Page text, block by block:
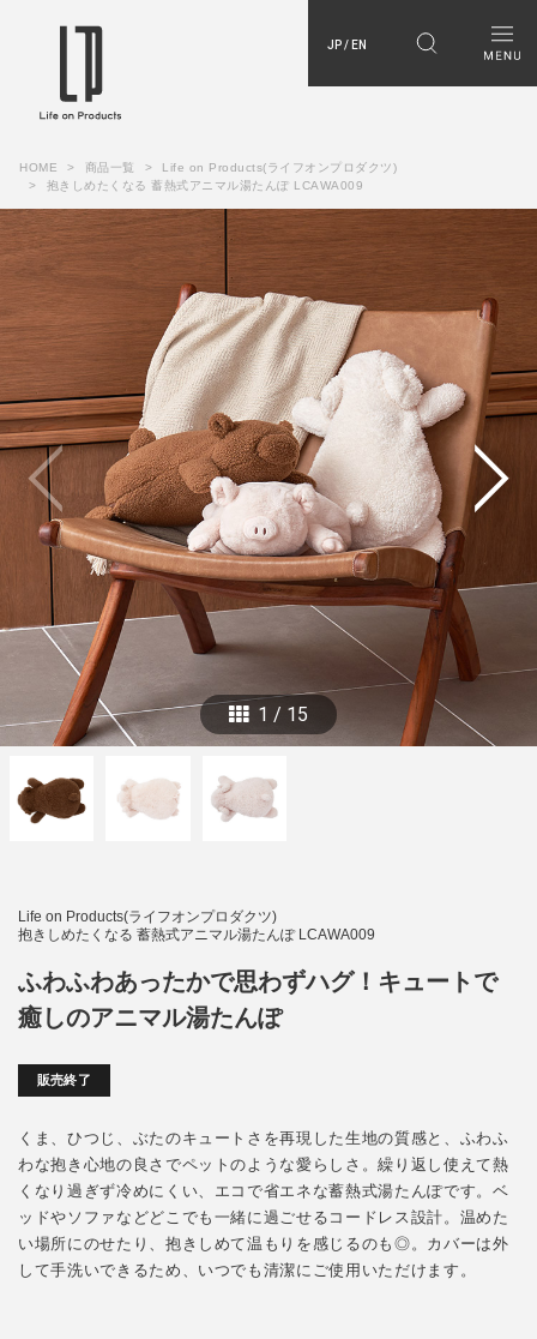
JP / EN
HOME 商品一覧
Life on Products(ライフオンプロダクツ)
抱きしめたくなる 蓄熱式アニマル湯たんぽ LCAWA009
Life on Products(ライフオンプロダクツ)
抱きしめたくなる 蓄熱式アニマル湯たんぽ LCAWA009
ふわふわあったかで思わずハグ！キュートで
癒しのアニマル湯たんぽ
販売終了
くま、ひつじ、ぶたのキュートさを再現した生地の質感と、ふわふ
わな抱き心地の良さでペットのような愛らしさ。繰り返し使えて熱
くなり過ぎず冷めにくい、エコで省エネな蓄熱式湯たんぽです。ベ
ッドやソファなどどこでも一緒に過ごせるコードレス設計。温めた
い場所にのせたり、抱きしめて温もりを感じるのも◎。カバーは外
して手洗いできるため、いつでも清潔にご使用いただけます。
1 / 15